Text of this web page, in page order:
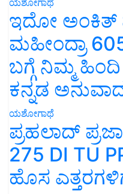
ಇದೋ ಅಂಕಿತ್
ಮಹೀಂದ್ರಾ
ಬಗ್ಗೆ ನಿಮ್ಮ
ಕನ್ನಡ
ಯಶೋಗಾಥೆ
ಪ್ರಹಲಾದ್
275 DI TU
ಹೊಸ